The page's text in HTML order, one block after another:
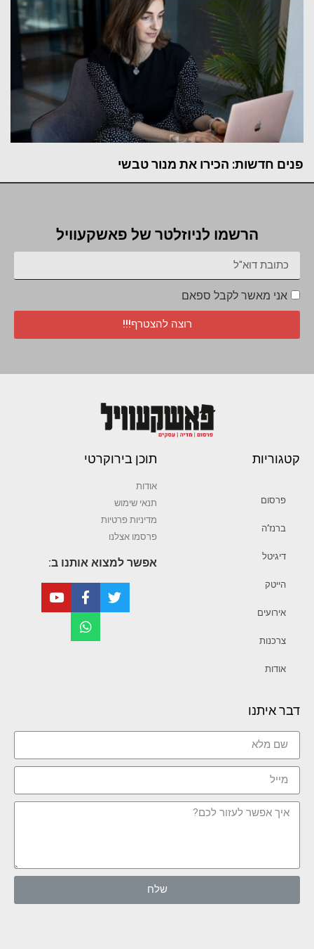
פנים חדשות: הכירו את מנור טבשי
הרשמו לניוזלטר של פאשקעוויל
אני מאשר לקבל ספאם
רוצה להצטרף!!!
קטגוריות
פרסום
ברנז’ה
דיגיטל
הייטק
אירועים
צרכנות
אודות
תוכן בירוקרטי
אודות
תנאי שימוש
מדיניות פרטיות
פרסמו אצלנו
אפשר למצוא אותנו ב:
דבר איתנו
שלח